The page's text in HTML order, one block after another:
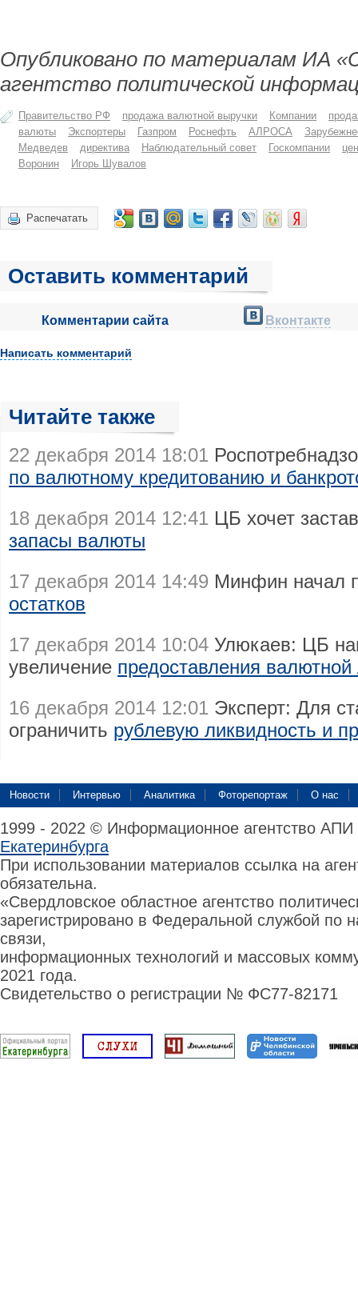
Опубликовано по материалам ИА
агентство политической
Правительство РФ продажа валютной выручки Компании
валюты
Экспортеры Газпром Роснефть АЛРОСА
Медведев
директива Наблюдательный совет Госкомпании
Воронин
Игорь Шувалов
Распечатать
Оставить комментарий
Комментарии сайта Вконтакте
Написать комментарий
Читайте также
22 декабря 2014 18:01
по валютному кредитованию и
18 декабря 2014 12:41 ЦБ хочет
запасы валюты
17 декабря 2014 14:49 Минфин начал
остатков
17 декабря 2014 10:04 Улюкаев: ЦБ
увеличение предоставления валютной
16 декабря 2014 12:01 Эксперт: Для
ограничить рублевую ликвидность и
Новости Интервью Аналитика Фоторепортаж О нас
1999 - 2022 © Информационное агентство
Екатеринбурга
При использовании материалов ссылка на
обязательна.
«Свердловское областное агентство
зарегистрировано в Федеральной службой по
связи,
информационных технологий и массовых
2021 года.
Свидетельство о регистрации № ФС77-82171